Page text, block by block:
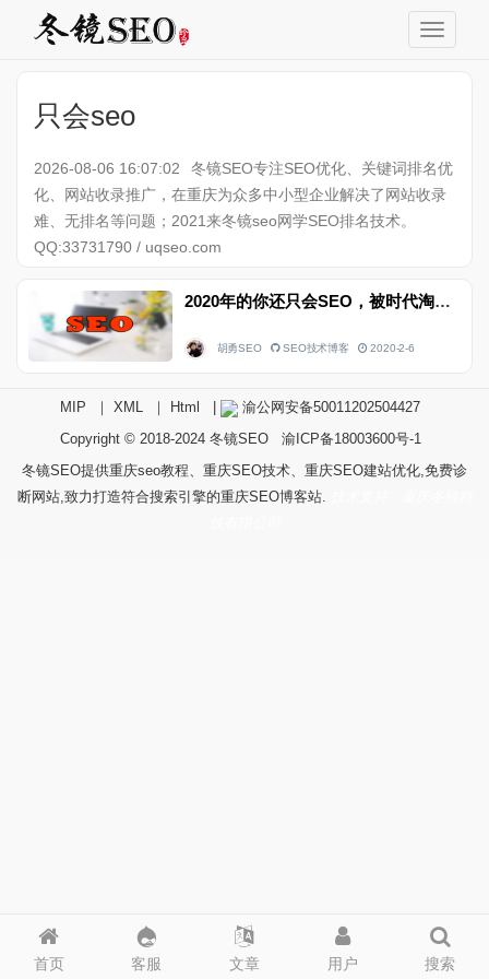
只会seo
2026-08-06 16:07:02
冬镜SEO专注SEO优化、关键词排名优
化、网站收录推广，在重庆为众多中小型企业解决了网站收录
难、无排名等问题；2021来冬镜seo网学SEO排名技术。
QQ:33731790 / uqseo.com
2020年的你还只会SEO，被时代淘汰已不远了
胡勇SEO SEO技术博客 2020-2-6
首页 客服 文章 用户 搜索
MIP ｜ XML ｜ Html
渝公网安备50011202504427
Copyright © 2018-2024 冬镜SEO
渝ICP备18003600号-1
冬镜SEO提供重庆seo教程、重庆SEO技术、重庆SEO建站优化,免费诊
断网站,致力打造符合搜索引擎的重庆SEO博客站.